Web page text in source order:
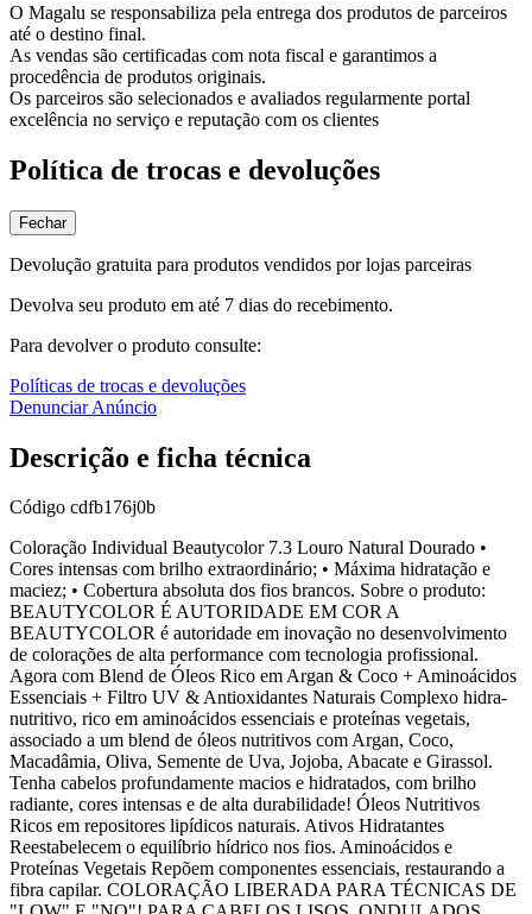
O Magalu se responsabiliza pela entrega dos produtos de parceiros
até o destino final.
As vendas são certificadas com nota fiscal e garantimos a
procedência de produtos originais.
Os parceiros são selecionados e avaliados regularmente portal
excelência no serviço e reputação com os clientes
Política de trocas e devoluções
Fechar
Devolução gratuita para produtos vendidos por lojas parceiras
Devolva seu produto em até 7 dias do recebimento.
Para devolver o produto consulte:
Políticas de trocas e devoluções
Denunciar Anúncio
Descrição e ficha técnica
Código cdfb176j0b
Coloração Individual Beautycolor 7.3 Louro Natural Dourado •
Cores intensas com brilho extraordinário; • Máxima hidratação e
maciez; • Cobertura absoluta dos fios brancos. Sobre o produto:
BEAUTYCOLOR É AUTORIDADE EM COR A
BEAUTYCOLOR é autoridade em inovação no desenvolvimento
de colorações de alta performance com tecnologia profissional.
Agora com Blend de Óleos Rico em Argan & Coco + Aminoácidos
Essenciais + Filtro UV & Antioxidantes Naturais Complexo hidra-
nutritivo, rico em aminoácidos essenciais e proteínas vegetais,
associado a um blend de óleos nutritivos com Argan, Coco,
Macadâmia, Oliva, Semente de Uva, Jojoba, Abacate e Girassol.
Tenha cabelos profundamente macios e hidratados, com brilho
radiante, cores intensas e de alta durabilidade! Óleos Nutritivos
Ricos em repositores lipídicos naturais. Ativos Hidratantes
Reestabelecem o equilíbrio hídrico nos fios. Aminoácidos e
Proteínas Vegetais Repõem componentes essenciais, restaurando a
fibra capilar. COLORAÇÃO LIBERADA PARA TÉCNICAS DE